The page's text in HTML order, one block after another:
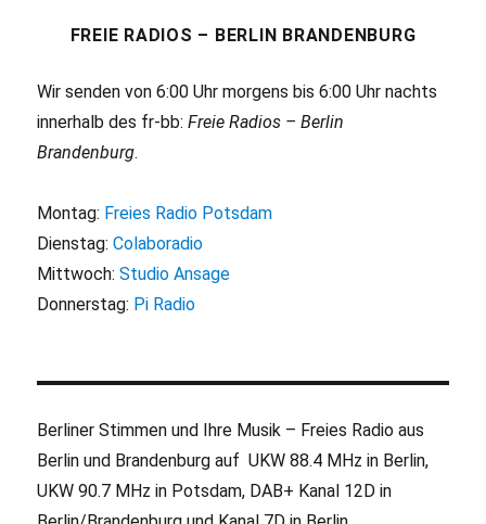
FREIE RADIOS – BERLIN BRANDENBURG
Wir senden von 6:00 Uhr morgens bis 6:00 Uhr nachts
innerhalb des fr-bb:Freie Radios – Berlin
Brandenburg.
Montag: Freies Radio Potsdam
Dienstag:Colaboradio
Mittwoch:Studio Ansage
Donnerstag: Pi Radio
Berliner Stimmen und Ihre Musik – Freies Radio aus
Berlin und Brandenburg auf UKW 88.4 MHz in Berlin,
UKW 90.7 MHz in Potsdam, DAB+ Kanal 12D in